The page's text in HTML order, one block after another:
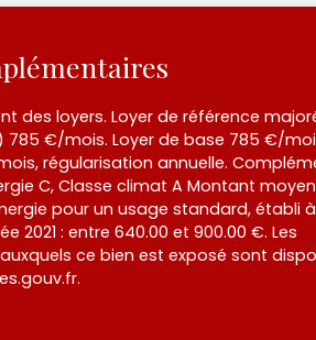
des loyers. Loyer de référence
785 €/mois. Loyer de base 785 €/
régularisation annuelle.
C, Classe climat A Montant
pour un usage standard, établi
2021 : entre 640.00 et 900.00 €. Les
ce bien est exposé sont